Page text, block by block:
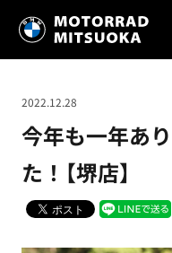
今年も一年あ
た！【堺店】
2022.12.28